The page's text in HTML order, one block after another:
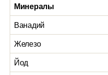
Минералы
Ванадий
Железо
Йод